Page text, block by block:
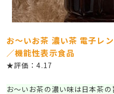
お～いお茶 濃い茶 電子レ
／機能性表示食品
★評価：4.17
お〜いお茶の濃い味は日本茶